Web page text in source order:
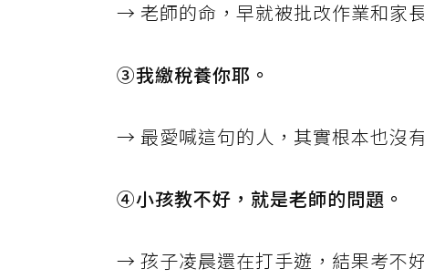
→ 老師的命，早就被批改作業和家
③我繳稅養你耶。
→ 最愛喊這句的人，其實根本也沒
④小孩教不好，就是老師的問題。
→ 孩子凌晨還在打手遊，結果考不